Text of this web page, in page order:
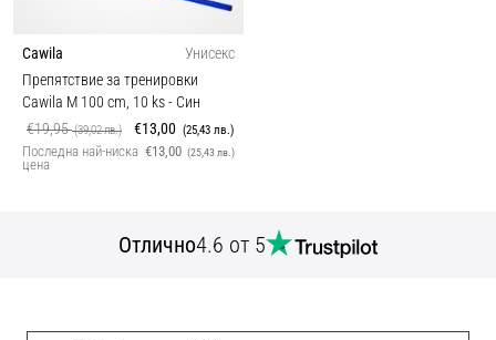
Cawila
Унисекс
Препятствие за тренировки
Cawila M 100 cm, 10 ks- Син
€19,95(39,02 лв.) €13,00 (25,43 лв.)
Последна най-ниска
цена
€13,00 (25,43 лв.)
Отлично4.6 от 5